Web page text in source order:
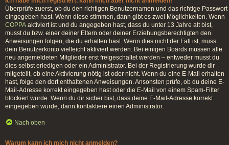
Überprüfe zuerst, ob du den richtigen Benutzernamen und das richtige Passwort
eingegeben hast. Wenn diese stimmen, dann gibt es zwei Möglichkeiten. Wenn
COPPA aktiviert ist und du angegeben hast, dass du unter 13 Jahre alt bist,
musst du bzw. einer deiner Eltern oder deiner Erziehungsberechtigten den
Anweisungen folgen, die du erhalten hast. Wenn dies nicht der Fall ist, muss
dein Benutzerkonto vielleicht aktiviert werden. Bei einigen Boards müssen alle
neu angemeldeten Mitglieder erst freigeschaltet werden – entweder musst du
dies selbst erledigen oder ein Administrator. Bei der Registrierung wurde dir
mitgeteilt, ob eine Aktivierung nötig ist oder nicht. Wenn du eine E-Mail erhalten
hast, folge den dort enthaltenen Anweisungen. Ansonsten prüfe, ob du deine E-
Mail-Adresse korrekt eingegeben hast oder die E-Mail von einem Spam-Filter
blockiert wurde. Wenn du dir sicher bist, dass deine E-Mail-Adresse korrekt
eingegeben wurde, dann kontaktiere einen Administrator.
Nach oben
Warum kann ich mich nicht anmelden?